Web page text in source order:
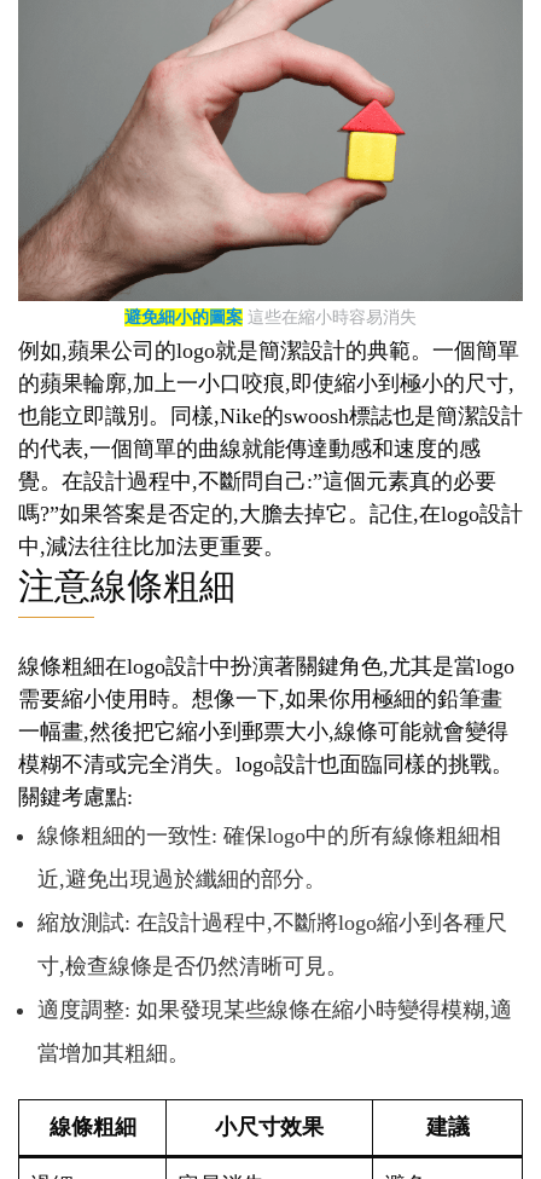
避免細小的圖案 這些在縮小時容易消失
例如,蘋果公司的logo就是簡潔設計的典範。一個簡單
的蘋果輪廓,加上一小口咬痕,即使縮小到極小的尺寸,
也能立即識別。同樣,Nike的swoosh標誌也是簡潔設計
的代表,一個簡單的曲線就能傳達動感和速度的感
覺。在設計過程中,不斷問自己:”這個元素真的必要
嗎?”如果答案是否定的,大膽去掉它。記住,在logo設計
中,減法往往比加法更重要。
注意線條粗細
線條粗細在logo設計中扮演著關鍵角色,尤其是當logo
需要縮小使用時。想像一下,如果你用極細的鉛筆畫
一幅畫,然後把它縮小到郵票大小,線條可能就會變得
模糊不清或完全消失。logo設計也面臨同樣的挑戰。
關鍵考慮點:
線條粗細的一致性: 確保logo中的所有線條粗細相
近,避免出現過於纖細的部分。
縮放測試: 在設計過程中,不斷將logo縮小到各種尺
寸,檢查線條是否仍然清晰可見。
適度調整: 如果發現某些線條在縮小時變得模糊,適
當增加其粗細。
線條粗細 小尺寸效果 建議